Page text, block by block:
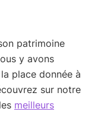
patrimoine
y avons
place donnée à
sur notre
meilleurs